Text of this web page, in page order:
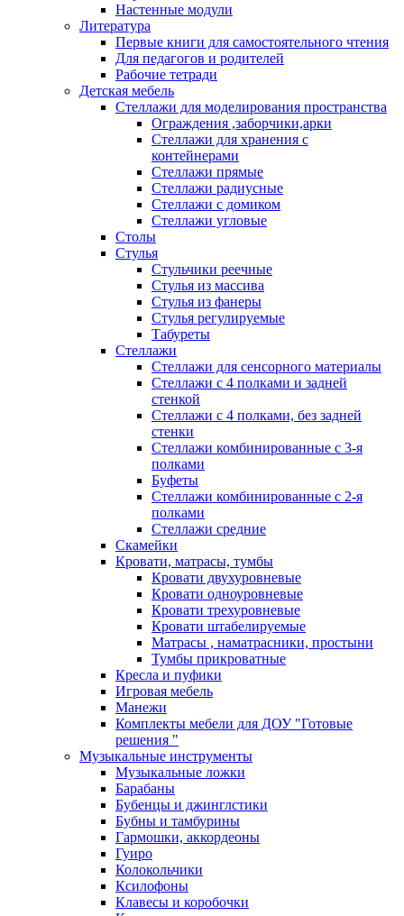
Настенные модули
Литература
Первые книги для самостоятельного чтения
Для педагогов и родителей
Рабочие тетради
Детская мебель
Стеллажи для моделирования пространства
Ограждения ,заборчики,арки
Стеллажи для хранения с
контейнерами
Стеллажи прямые
Стеллажи радиусные
Стеллажи с домиком
Стеллажи угловые
Столы
Стулья
Стульчики реечные
Стулья из массива
Стулья из фанеры
Стулья регулируемые
Табуреты
Стеллажи
Стеллажи для сенсорного материалы
Стеллажи с 4 полками и задней
стенкой
Стеллажи с 4 полками, без задней
стенки
Стеллажи комбинированные с 3-я
полками
Буфеты
Стеллажи комбинированные с 2-я
полками
Стеллажи средние
Скамейки
Кровати, матрасы, тумбы
Кровати двухуровневые
Кровати одноуровневые
Кровати трехуровневые
Кровати штабелируемые
Матрасы , наматрасники, простыни
Тумбы прикроватные
Кресла и пуфики
Игровая мебель
Манежи
Комплекты мебели для ДОУ "Готовые
решения "
Музыкальные инструменты
Музыкальные ложки
Барабаны
Бубенцы и джинглстики
Бубны и тамбурины
Гармошки, аккордеоны
Гуиро
Колокольчики
Ксилофоны
Клавесы и коробочки